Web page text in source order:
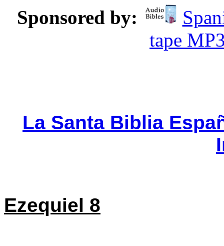
Sponsored by:
tape
La Santa Biblia
Ezequiel 8